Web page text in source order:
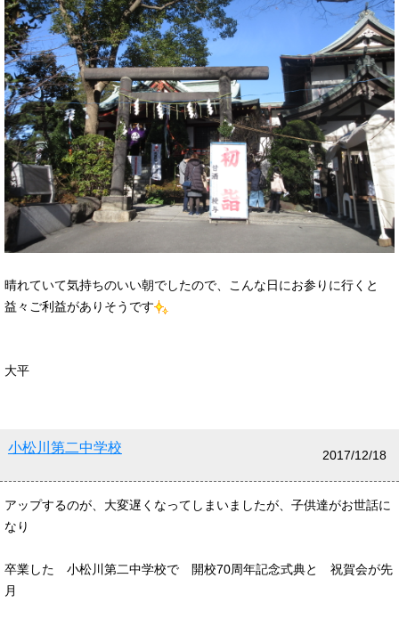
晴れていて気持ちのいい朝でしたので、こんな日にお参りに行くと
益々ご利益がありそうです
大平
小松川第二中学校 2017/12/18
アップするのが、大変遅くなってしまいましたが、子供達がお世話に
なり
卒業した 小松川第二中学校で 開校70周年記念式典と 祝賀会が先
月